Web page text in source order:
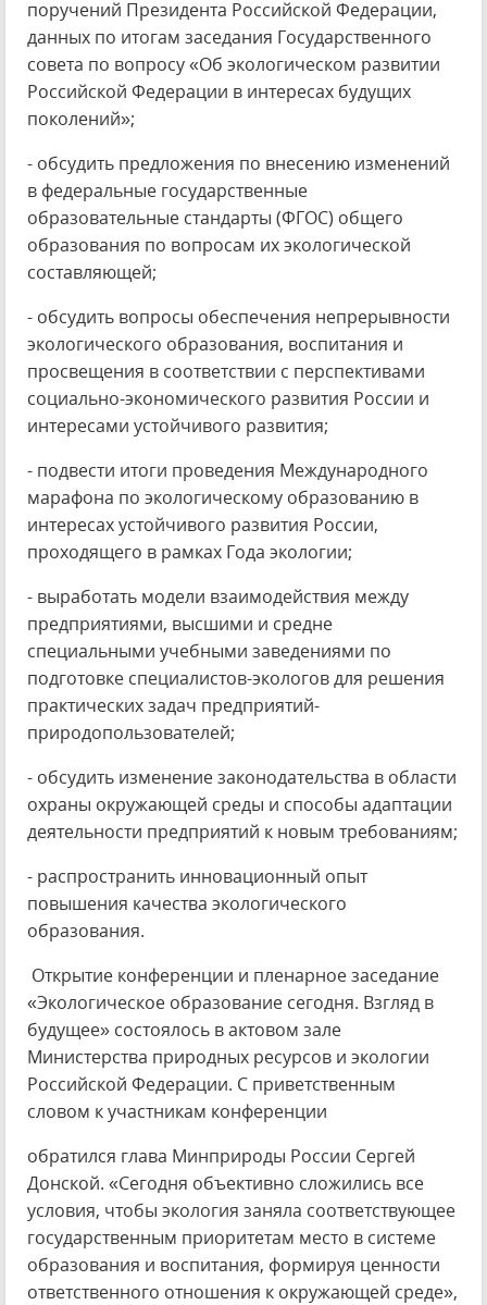
поручений Президента Российской Федерации,
данных по итогам заседания Государственного
совета по вопросу «Об экологическом развитии
Российской Федерации в интересах будущих
поколений»;
- обсудить предложения по внесению изменений
в федеральные государственные
образовательные стандарты (ФГОС) общего
образования по вопросам их экологической
составляющей;
- обсудить вопросы обеспечения непрерывности
экологического образования, воспитания и
просвещения в соответствии с перспективами
социально-экономического развития России и
интересами устойчивого развития;
- подвести итоги проведения Международного
марафона по экологическому образованию в
интересах устойчивого развития России,
проходящего в рамках Года экологии;
- выработать модели взаимодействия между
предприятиями, высшими и средне
специальными учебными заведениями по
подготовке специалистов-экологов для решения
практических задач предприятий-
природопользователей;
- обсудить изменение законодательства в области
охраны окружающей среды и способы адаптации
деятельности предприятий к новым требованиям;
- распространить инновационный опыт
повышения качества экологического
образования.
Открытие конференции и пленарное заседание
«Экологическое образование сегодня. Взгляд в
будущее» состоялось в актовом зале
Министерства природных ресурсов и экологии
Российской Федерации. С приветственным
словом к участникам конференции
обратился глава Минприроды России Сергей
Донской. «Сегодня объективно сложились все
условия, чтобы экология заняла соответствующее
государственным приоритетам место в системе
образования и воспитания, формируя ценности
ответственного отношения к окружающей среде»,